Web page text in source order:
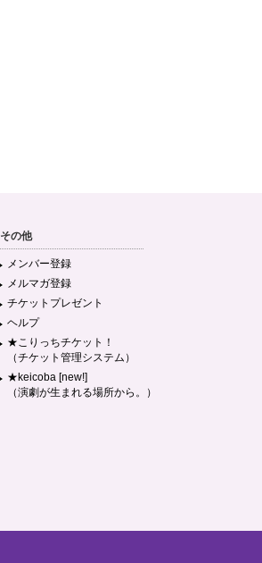
その他
メンバー登録
メルマガ登録
チケットプレゼント
ヘルプ
★こりっちチケット！
（チケット管理システム）
★keicoba [new!]
（演劇が生まれる場所から。）